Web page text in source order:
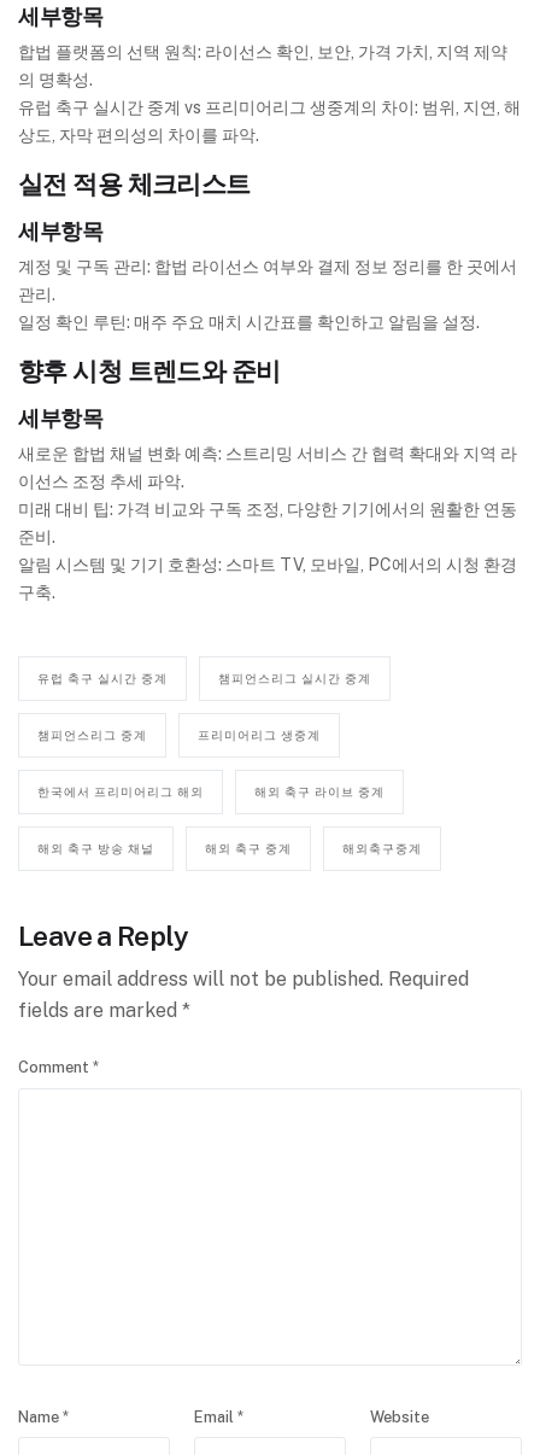
세부항목
합법 플랫폼의 선택 원칙: 라이선스 확인, 보안, 가격 가치, 지역 제약
의 명확성.
유럽 축구 실시간 중계 vs 프리미어리그 생중계의 차이: 범위, 지연, 해
상도, 자막 편의성의 차이를 파악.
실전 적용 체크리스트
세부항목
계정 및 구독 관리: 합법 라이선스 여부와 결제 정보 정리를 한 곳에서
관리.
일정 확인 루틴: 매주 주요 매치 시간표를 확인하고 알림을 설정.
향후 시청 트렌드와 준비
세부항목
새로운 합법 채널 변화 예측: 스트리밍 서비스 간 협력 확대와 지역 라
이선스 조정 추세 파악.
미래 대비 팁: 가격 비교와 구독 조정, 다양한 기기에서의 원활한 연동
준비.
알림 시스템 및 기기 호환성: 스마트 TV, 모바일, PC에서의 시청 환경
구축.
유럽 축구 실시간 중계 챔피언스리그 실시간 중계
챔피언스리그 중계 프리미어리그 생중계
한국에서 프리미어리그 해외 해외 축구 라이브 중계
해외 축구 방송 채널 해외 축구 중계 해외축구중계
Leave a Reply
Your email address will not be published. Required
fields are marked *
Comment *
Name * Email * Website